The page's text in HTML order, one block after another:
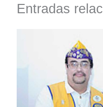
Entradas